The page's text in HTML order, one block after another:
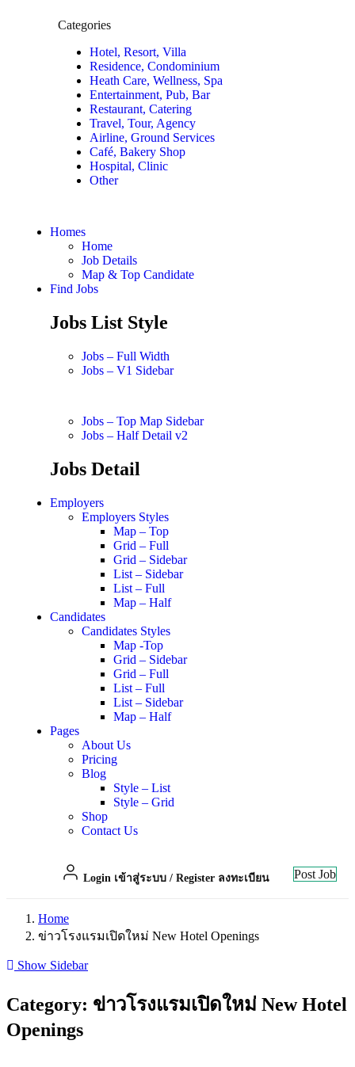
Categories
Hotel, Resort, Villa
Residence, Condominium
Heath Care, Wellness, Spa
Entertainment, Pub, Bar
Restaurant, Catering
Travel, Tour, Agency
Airline, Ground Services
Café, Bakery Shop
Hospital, Clinic
Other
Homes
Home
Job Details
Map & Top Candidate
Find Jobs
Jobs List Style
Jobs – Full Width
Jobs – V1 Sidebar
Jobs – Top Map Sidebar
Jobs – Half Detail v2
Jobs Detail
Employers
Employers Styles
Map – Top
Grid – Full
Grid – Sidebar
List – Sidebar
List – Full
Map – Half
Candidates
Candidates Styles
Map -Top
Grid – Sidebar
Grid – Full
List – Full
List – Sidebar
Map – Half
Pages
About Us
Pricing
Blog
Style – List
Style – Grid
Shop
Contact Us
Login เข้าสู่ระบบ / Register ลงทะเบียน Post Job
Home
ข่าวโรงแรมเปิดใหม่ New Hotel Openings
Show Sidebar
Category: ข่าวโรงแรมเปิดใหม่ New Hotel
Openings